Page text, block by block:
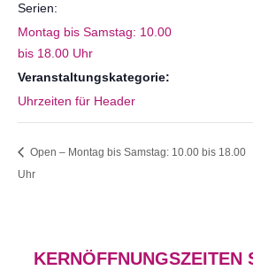
Serien:
Montag bis Samstag: 10.00
bis 18.00 Uhr
Veranstaltungskategorie:
Uhrzeiten für Header
Open – Montag bis Samstag: 10.00 bis 18.00
Uhr
KERNÖFFNUNGSZEITEN